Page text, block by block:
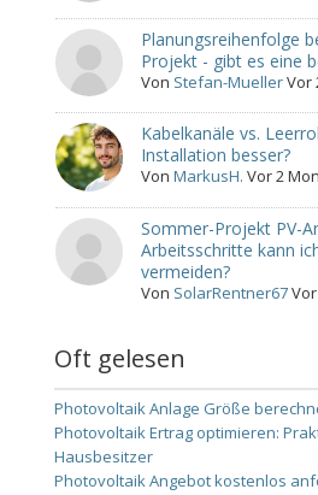
Planungsreihenfolge
Projekt - gibt es eine
Von Stefan-MuellerVor
Kabelkanäle vs.
Installation besser?
VonMarkusH. Vor 2
Sommer-Projekt PV-
Arbeitsschritte kann
vermeiden?
Von SolarRentner67
Oft gelesen
Photovoltaik Anlage Größe
Photovoltaik Ertrag optimieren:
Hausbesitzer
Photovoltaik Angebot kostenlos